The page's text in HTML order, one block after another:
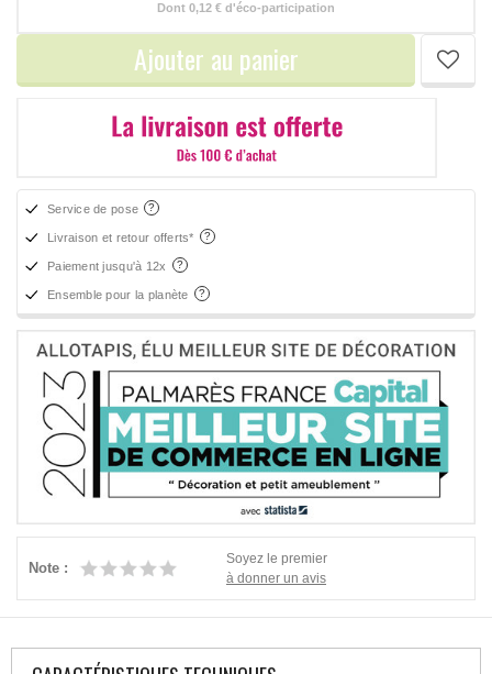
Dont 0,12 € d'éco-participation
Ajouter au panier
Service de pose
Livraison et retour offerts*
Paiement jusqu'à 12x
Ensemble pour la planète
Note :
Soyez le premier
à donner un avis